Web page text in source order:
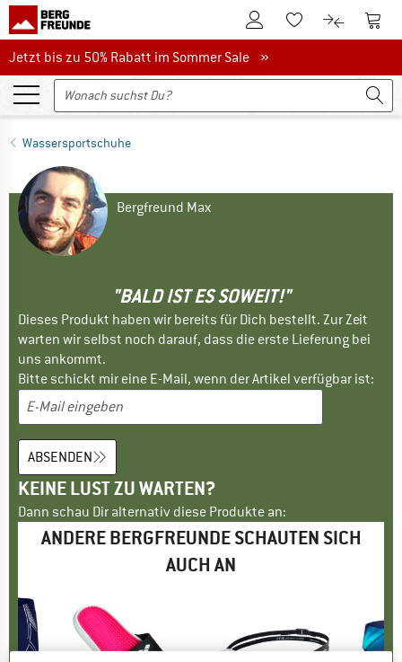
Zum KundenkontoZum Merkzettel.
Zum Zum
Jetzt bis zu 50% Rabatt im Sommer Sale
Jetzt bis zu 50% Rabatt im Sommer Sale »
Wassersportschuhe
Bergfreund Max
"BALD IST ES SOWEIT!"
Dieses Produkt haben wir bereits für Dich bestellt. Zur Zeit
warten wir selbst noch darauf, dass die erste Lieferung bei
uns ankommt.
Bitte schickt mir eine E-Mail, wenn der Artikel verfügbar ist:
ABSENDEN
KEINE LUST ZU WARTEN?
Dann schau Dir alternativ diese Produkte an:
ANDERE BERGFREUNDE SCHAUTEN SICH
AUCH AN